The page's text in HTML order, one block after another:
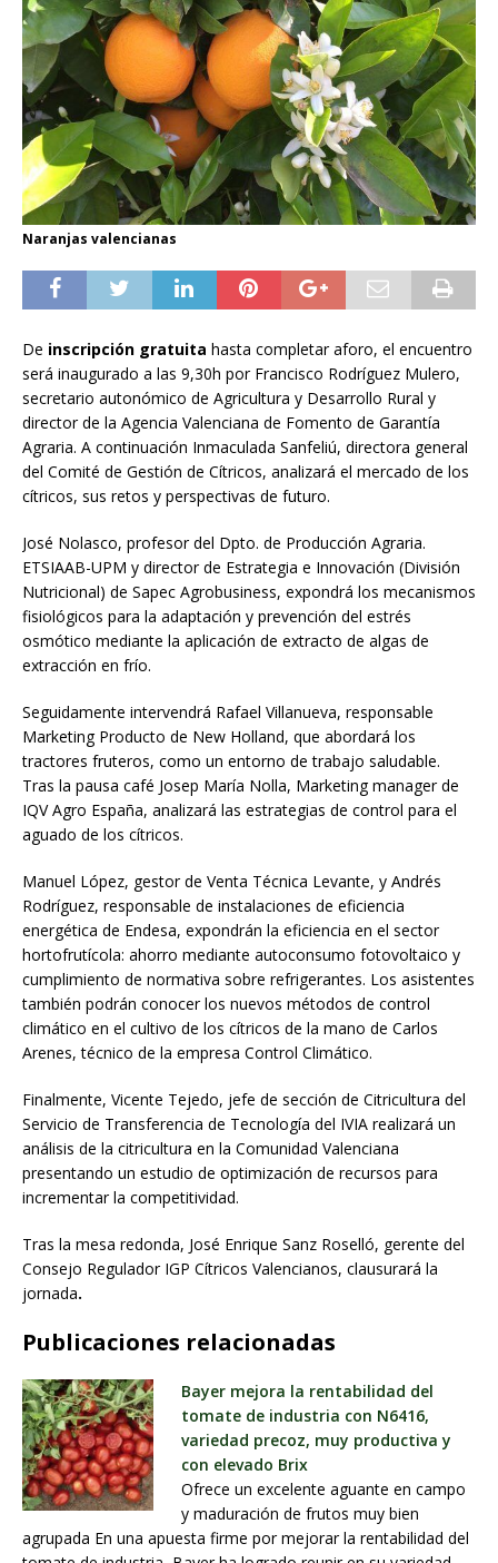
Naranjas valencianas
De inscripción gratuita hasta completar aforo, el encuentro
será inaugurado a las 9,30h por Francisco Rodríguez Mulero,
secretario autonómico de Agricultura y Desarrollo Rural y
director de la Agencia Valenciana de Fomento de Garantía
Agraria. A continuación Inmaculada Sanfeliú, directora general
del Comité de Gestión de Cítricos, analizará el mercado de los
cítricos, sus retos y perspectivas de futuro.
José Nolasco, profesor del Dpto. de Producción Agraria.
ETSIAAB-UPM y director de Estrategia e Innovación (División
Nutricional) de Sapec Agrobusiness, expondrá los mecanismos
fisiológicos para la adaptación y prevención del estrés
osmótico mediante la aplicación de extracto de algas de
extracción en frío.
Seguidamente intervendrá Rafael Villanueva, responsable
Marketing Producto de New Holland, que abordará los
tractores fruteros, como un entorno de trabajo saludable.
Tras la pausa café Josep María Nolla, Marketing manager de
IQV Agro España, analizará las estrategias de control para el
aguado de los cítricos.
Manuel López, gestor de Venta Técnica Levante, y Andrés
Rodríguez, responsable de instalaciones de eficiencia
energética de Endesa, expondrán la eficiencia en el sector
hortofrutícola: ahorro mediante autoconsumo fotovoltaico y
cumplimiento de normativa sobre refrigerantes. Los asistentes
también podrán conocer los nuevos métodos de control
climático en el cultivo de los cítricos de la mano de Carlos
Arenes, técnico de la empresa Control Climático.
Finalmente, Vicente Tejedo, jefe de sección de Citricultura del
Servicio de Transferencia de Tecnología del IVIA realizará un
análisis de la citricultura en la Comunidad Valenciana
presentando un estudio de optimización de recursos para
incrementar la competitividad.
Tras la mesa redonda, José Enrique Sanz Roselló, gerente del
Consejo Regulador IGP Cítricos Valencianos, clausurará la
jornada.
Publicaciones relacionadas
Bayer mejora la rentabilidad del
tomate de industria con N6416,
variedad precoz, muy productiva y
con elevado Brix
Ofrece un excelente aguante en campo
y maduración de frutos muy bien
agrupada En una apuesta firme por mejorar la rentabilidad del